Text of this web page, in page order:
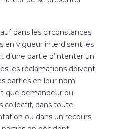
dans les circonstances
en vigueur interdisent les
d’une partie d’intenter un
les réclamations doivent
parties en leur nom
que demandeur ou
collectif, dans toute
ou dans un recours